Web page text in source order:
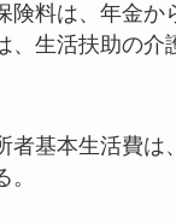
険料は、年金か
、生活扶助の介
者基本生活費は